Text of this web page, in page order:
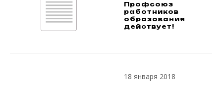
Профсоюз
работников
образования
действует!
18 января 2018